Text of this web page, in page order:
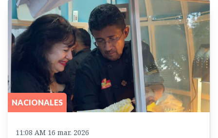
NACIONALES
11:08 AM 16 mar. 2026